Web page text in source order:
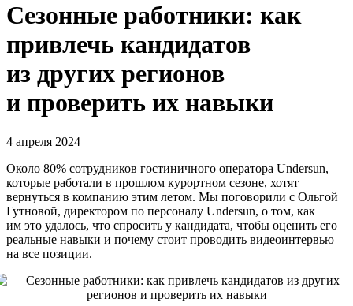
Сезонные работники: как
привлечь кандидатов
из других регионов
и проверить их навыки
4 апреля 2024
Около 80% сотрудников гостиничного оператора Undersun,
которые работали в прошлом курортном сезоне, хотят
вернуться в компанию этим летом. Мы поговорили с Ольгой
Гутновой, директором по персоналу Undersun, о том, как
им это удалось, что спросить у кандидата, чтобы оценить его
реальные навыки и почему стоит проводить видеоинтервью
на все позиции.